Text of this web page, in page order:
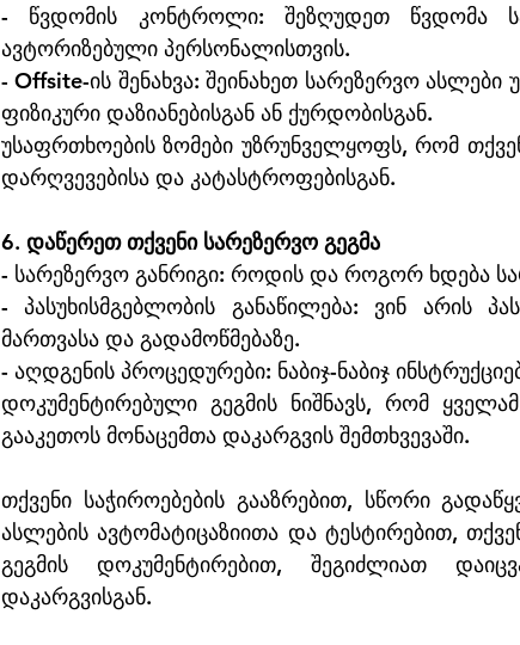
- წვდომის კონტროლი: შეზღუდეთ წვდომა
ავტორიზებული პერსონალისთვის.
- Offsite-ის შენახვა: შეინახეთ სარეზერვო
ფიზიკური დაზიანებისგან ან ქურდობისგან.
უსაფრთხოების ზომები უზრუნველყოფს, რომ
დარღვევებისა და კატასტროფებისგან.
6. დაწერეთ თქვენი სარეზერვო გეგმა
- სარეზერვო განრიგი: როდის და როგორ ხდება
- პასუხისმგებლობის განაწილება: ვინ არის
მართვასა და გადამოწმებაზე.
- აღდგენის პროცედურები: ნაბიჯ-ნაბიჯ
დოკუმენტირებული გეგმის ნიშნავს, რომ
გააკეთოს მონაცემთა დაკარგვის შემთხვევაში.
თქვენი საჭიროებების გააზრებით, სწორი
ასლების ავტომატიცაზიითა და ტესტირებით,
გეგმის დოკუმენტირებით, შეგიძლიათ
დაკარგვისგან.